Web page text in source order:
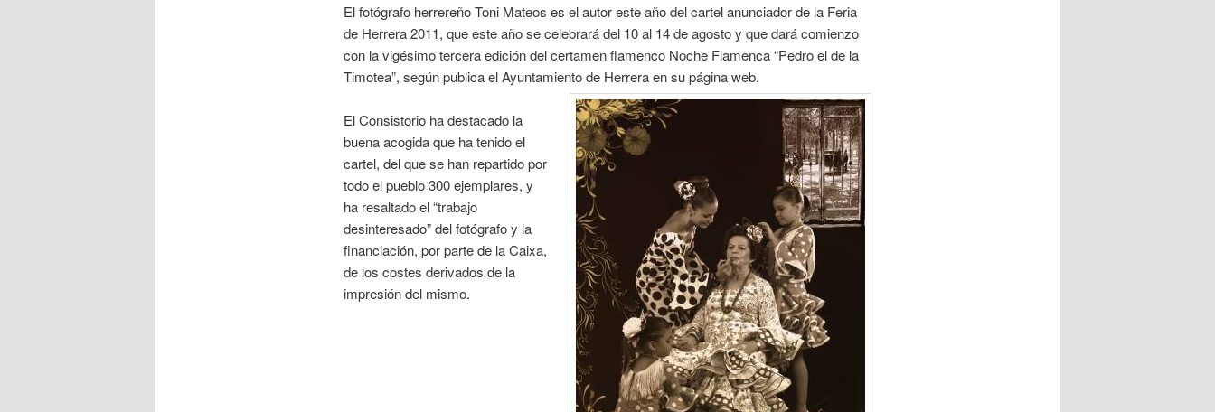
El fotógrafo herrereño Toni Mateos es el autor este año del cartel anunciador de la Feria
de Herrera 2011, que este año se celebrará del 10 al 14 de agosto y que dará comienzo
con la vigésimo tercera edición del certamen flamenco Noche Flamenca “Pedro el de la
Timotea”, según publica el Ayuntamiento de Herrera en su página web.
El Consistorio ha destacado la
buena acogida que ha tenido el
cartel, del que se han repartido por
todo el pueblo 300 ejemplares, y
ha resaltado el “trabajo
desinteresado” del fotógrafo y la
financiación, por parte de la Caixa,
de los costes derivados de la
impresión del mismo.